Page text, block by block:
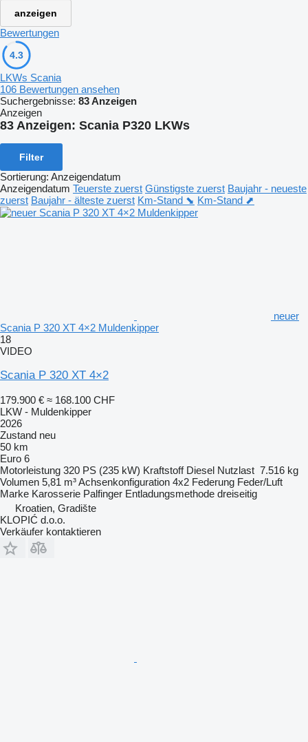
anzeigen
Bewertungen
4.3
LKWs Scania
106 Bewertungen ansehen
Suchergebnisse: 83 Anzeigen
Anzeigen
83 Anzeigen: Scania P320 LKWs
Filter
Sortierung: Anzeigendatum
Anzeigendatum Teuerste zuerst Günstigste zuerst Baujahr - neueste
zuerst Baujahr - älteste zuerst Km-Stand ⬊ Km-Stand ⬈
neuer
Scania P 320 XT 4×2 Muldenkipper
18
VIDEO
Scania P 320 XT 4×2
179.900 € ≈ 168.100 CHF
LKW - Muldenkipper
2026
Zustand neu
50 km
Euro 6
Motorleistung 320 PS (235 kW) Kraftstoff Diesel Nutzlast 7.516 kg
Volumen 5,81 m³Achsenkonfiguration 4x2 Federung Feder/Luft
Marke Karosserie Palfinger Entladungsmethode dreiseitig
Kroatien, Gradište
KLOPIĆ d.o.o.
Verkäufer kontaktieren